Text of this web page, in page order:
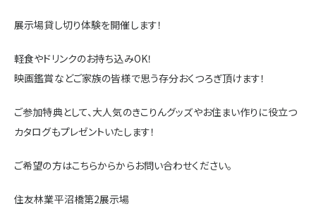
展示場貸し切り体験を開催します！
軽食やドリンクのお持ち込みOK！
映画鑑賞などご家族の皆様で思う存分おくつろぎ頂けます！
ご参加特典として、大人気のきこりんグッズやお住まい作りに役立つ
カタログもプレゼントいたします！
ご希望の方はこちらからからお問い合わせください。
住友林業平沼橋第2展示場